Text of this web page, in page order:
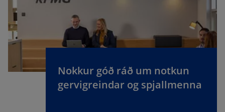
Nokkur góð ráð um notkun
gervigreindar og spjallmenna